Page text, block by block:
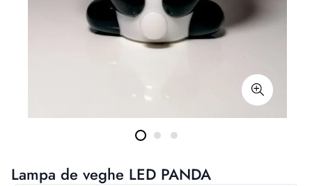
Lampa de veghe LED PANDA